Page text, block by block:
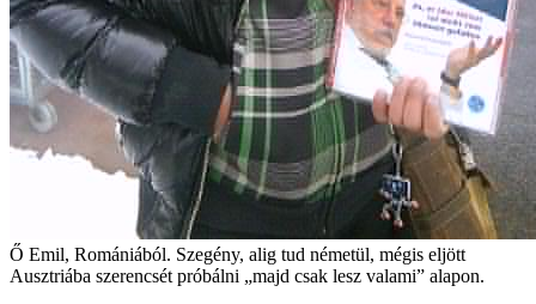
Ő Emil, Romániából. Szegény, alig tud németül, mégis eljött
Ausztriába szerencsét próbálni „majd csak lesz valami” alapon.